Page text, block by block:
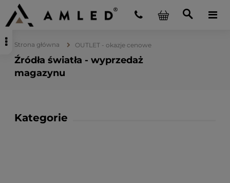
Strona główna OUTLET - okazje cenowe
Źródła światła - wyprzedaż
magazynu
Kategorie